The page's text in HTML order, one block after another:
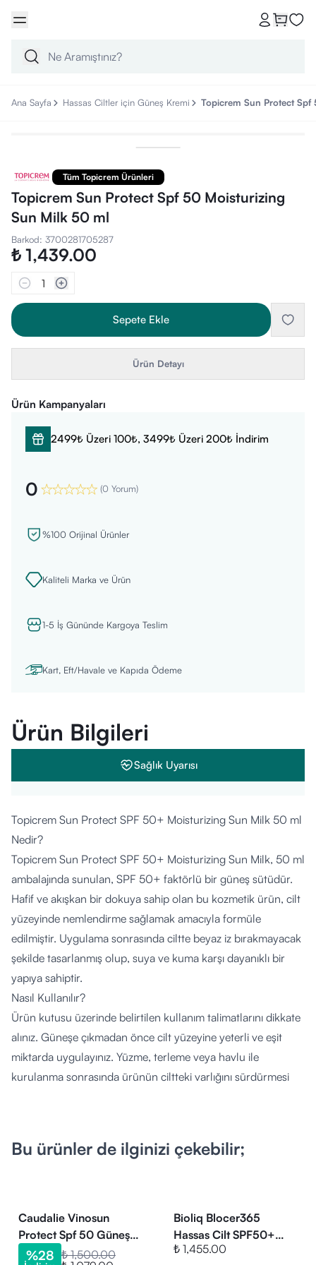
Ana Sayfa Hassas Ciltler için Güneş Kremi Topicrem Sun Protect
Tüm Topicrem Ürünleri
Topicrem Sun Protect Spf 50 Moisturizing
Sun Milk 50 ml
Barkod: 3700281705287
₺ 1,439.00
1
Sepete Ekle
Ürün Detayı
Ürün Kampanyaları
2499₺ Üzeri 100₺, 3499₺ Üzeri 200₺ İndirim
0 (0 Yorum)
%100 Orijinal Ürünler
Kaliteli Marka ve Ürün
1-5 İş Gününde Kargoya Teslim
Kart, Eft/Havale ve Kapıda Ödeme
Ürün Bilgileri
Sağlık Uyarısı
Topicrem Sun Protect SPF 50+ Moisturizing Sun Milk 50 ml
Nedir?
Topicrem Sun Protect SPF 50+ Moisturizing Sun Milk, 50 ml
ambalajında sunulan, SPF 50+ faktörlü bir güneş sütüdür.
Hafif ve akışkan bir dokuya sahip olan bu kozmetik ürün, cilt
yüzeyinde nemlendirme sağlamak amacıyla formüle
edilmiştir. Uygulama sonrasında ciltte beyaz iz bırakmayacak
şekilde tasarlanmış olup, suya ve kuma karşı dayanıklı bir
yapıya sahiptir.
Nasıl Kullanılır?
Ürün kutusu üzerinde belirtilen kullanım talimatlarını dikkate
alınız. Güneşe çıkmadan önce cilt yüzeyine yeterli ve eşit
miktarda uygulayınız. Yüzme, terleme veya havlu ile
kurulanma sonrasında ürünün ciltteki varlığını sürdürmesi
kullanımına uygundur. Hassas cilt yapısına sahip bireyler için
İçeriğindeki bileşenlere karşı hassasiyeti olanların,
kullanımdan önce içerik listesini incelemesi önerilir.
İçerik Listesi:
Bu ürünler de ilginizi çekebilir;
Caudalie Vinosun
Protect Spf 50 Güneş
Spreyi 150 ml
%28 ₺ 1,500.00
Bioliq Blocer365
Hassas Cilt SPF50+
Güneş Kremi 50 ml
₺ 1,455.00